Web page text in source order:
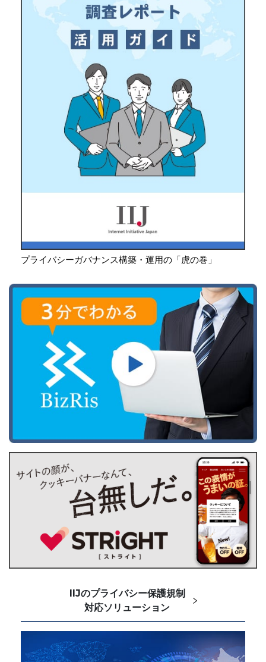
プライバシーガバナンス構築・運用の「虎の巻」
IIJのプライバシー保護規制
対応ソリューション